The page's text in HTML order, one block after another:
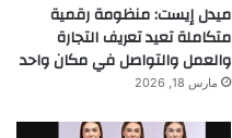
ميدل إيست: منظومة رقمية
متكاملة تعيد تعريف التجارة
والعمل والتواصل في مكان واحد
مارس 18, 2026